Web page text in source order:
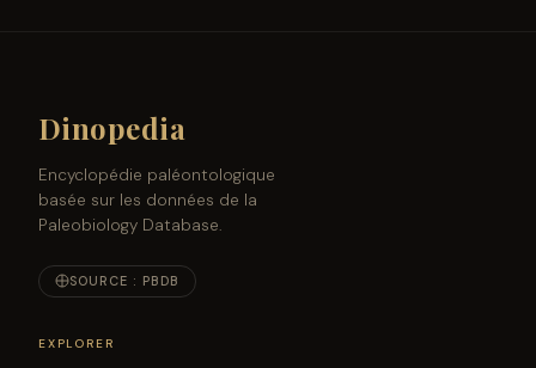
Dinopedia
Encyclopédie paléontologique
basée sur les données de la
Paleobiology Database.
SOURCE : PBDB
EXPLORER